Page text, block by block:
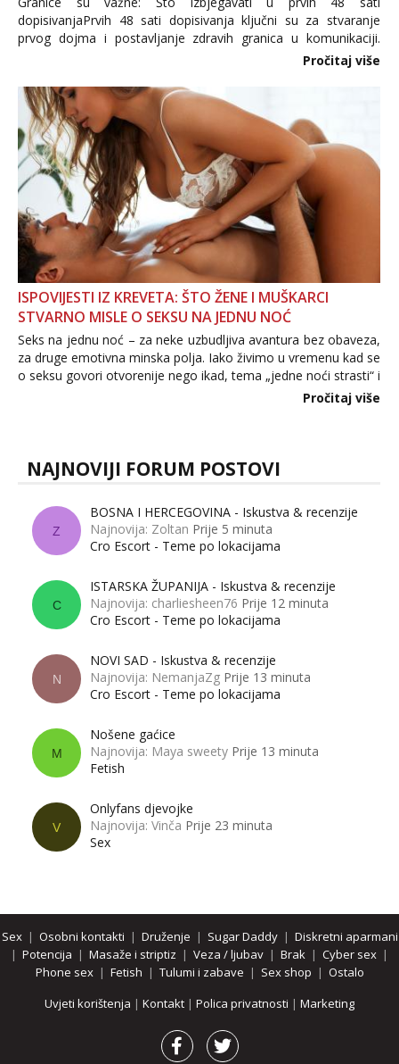
dopisivanjaPrvih 48 sati dopisivanja ključni su za stvaranje
prvog dojma i postavljanje zdravih granica u komunikaciji.
Važno je izbjeći prebrzo otkrivanje osobnih ili intimnih
informacija, jer nepoznata osoba još nije zaslužila to
povjerenje. Takođe...
Pročitaj više
ISPOVIJESTI IZ KREVETA: ŠTO ŽENE I MUŠKARCI
STVARNO MISLE O SEKSU NA JEDNU NOĆ
Seks na jednu noć – za neke uzbudljiva avantura bez obaveza,
za druge emotivna minska polja. Iako živimo u vremenu kad se
o seksu govori otvorenije nego ikad, tema „jedne noći strasti“ i
dalje izaziva burne rasprave. Što zapravo misle žene, a što
Pročitaj više
NAJNOVIJI FORUM POSTOVI
Z
BOSNA I HERCEGOVINA - Iskustva & recenzije
Najnovija: Zoltan Prije 5 minuta
Cro Escort - Teme po lokacijama
C
ISTARSKA ŽUPANIJA - Iskustva & recenzije
Najnovija: charliesheen76 Prije 12 minuta
Cro Escort - Teme po lokacijama
N
NOVI SAD - Iskustva & recenzije
Najnovija: NemanjaZg Prije 13 minuta
Cro Escort - Teme po lokacijama
M
Nošene gaćice
Najnovija: Maya sweety Prije 13 minuta
Fetish
V
Onlyfans djevojke
Najnovija: Vinča Prije 23 minuta
Sex
Sex| Osobni kontakti | Druženje | Sugar Daddy| Diskretni aparmani
| Potencija | Masaže i striptiz | Veza / ljubav | Brak | Cyber sex |
Phone sex| Fetish | Tulumi i zabave | Sex shop | Ostalo
Uvjeti korištenja | Kontakt | Polica privatnosti | Marketing